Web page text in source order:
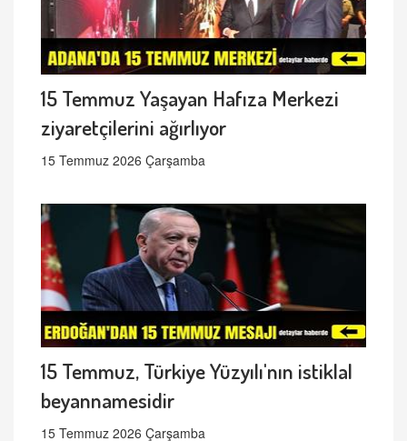
15 Temmuz Yaşayan Hafıza Merkezi
ziyaretçilerini ağırlıyor
15 Temmuz 2026 Çarşamba
15 Temmuz, Türkiye Yüzyılı'nın istiklal
beyannamesidir
15 Temmuz 2026 Çarşamba